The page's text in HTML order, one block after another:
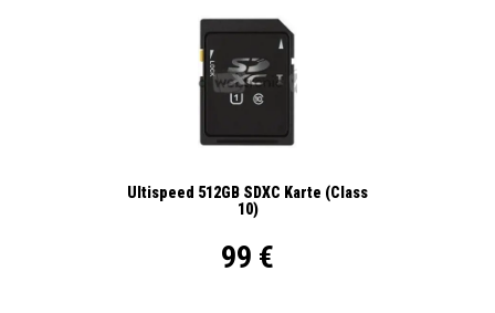
Ultispeed 512GB SDXC Karte (Class
10)
99 €